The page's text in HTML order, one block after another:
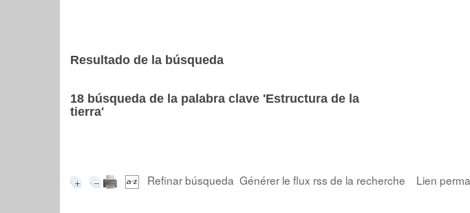
Resultado de la búsqueda
18 búsqueda de la palabra clave 'Estructura de la
tierra'
Refinar búsqueda Générer le flux rss de la recherche Lien